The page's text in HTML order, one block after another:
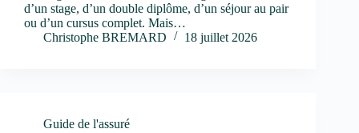
d’un stage, d’un double diplôme, d’un séjour au pair
ou d’un cursus complet. Mais…
Christophe BREMARD
18 juillet 2026
Guide de l'assuré